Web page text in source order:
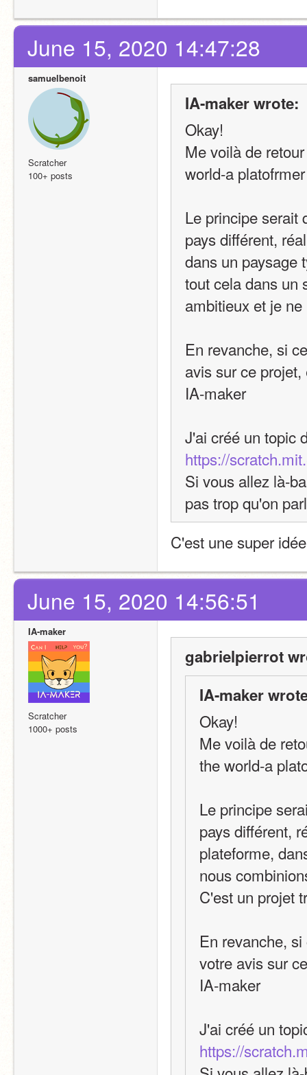
June 15, 2020 14:47:28
samuelbenoit
Scratcher
100+ posts
IA-maker wrote:
Okay!
Me voilà de
world-a platofrmer
Le principe serait
pays différent,
dans un paysage
tout cela dans un
ambitieux et je
En revanche, si
avis sur ce
IA-maker
J'ai créé un topic
https://
Si vous allez là-
pas trop qu'on
C'est une super
June 15, 2020 14:56:51
IA-maker
Scratcher
1000+ posts
gabrielpierrot
IA-maker
Okay!
Me voilà de
the world-a
Le principe
pays différent,
plateforme,
nous
C'est un projet
En revanche,
votre avis sur
IA-maker
J'ai créé un
https://